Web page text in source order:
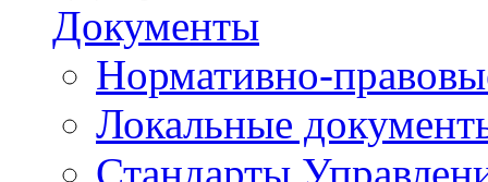
Документы
Нормативно-
Локальные
Стандарты